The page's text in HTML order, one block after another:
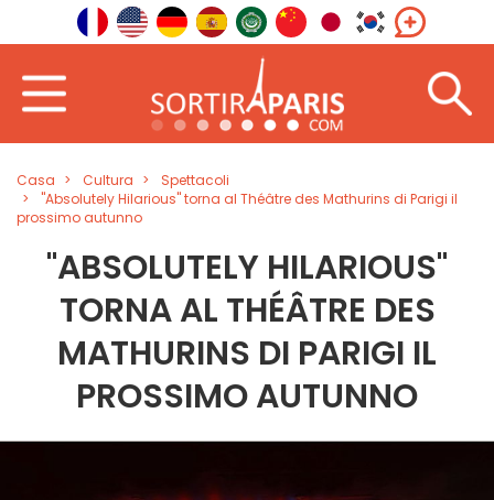
Casa Cultura
Spettacoli
"Absolutely Hilarious" torna al Théâtre des Mathurins di Parigi il
prossimo autunno
"ABSOLUTELY HILARIOUS"
TORNA AL THÉÂTRE DES
MATHURINS DI PARIGI IL
PROSSIMO AUTUNNO